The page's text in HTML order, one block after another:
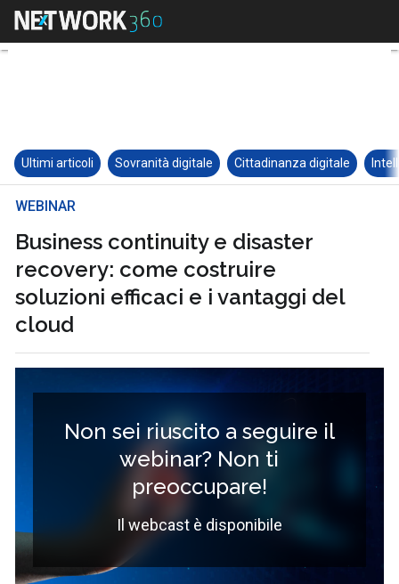
Ultimi articoli Sovranità digitale Cittadinanza digitale
WEBINAR
Business continuity e disaster
recovery: come costruire
soluzioni efficaci e i vantaggi del
cloud
Non sei riuscito a seguire il
webinar? Non ti
preoccupare!
Il webcast è disponibile